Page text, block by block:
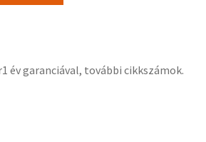
év garanciával, további cikkszámok.